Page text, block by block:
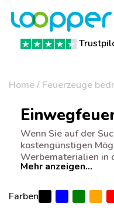
Home/ Feuerzeuge
Wenn Sie auf der
kostengünstigen
Werbematerialien in
Sie bei den
sehen aber so gut
Logo versehen
Mehr anzeigen...
Farben